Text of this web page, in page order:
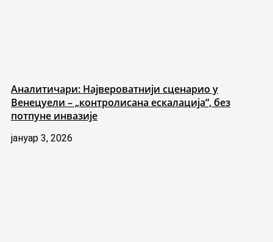
Аналитичари: Највероватнији сценарио у
Венецуели – „контролисана ескалација“, без
потпуне инвазије
јануар 3, 2026